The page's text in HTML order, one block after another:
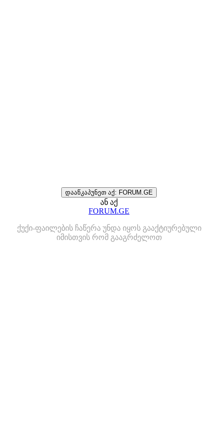
დააწკაპუნეთ აქ: FORUM.GE
ან აქ
FORUM.GE
ქუქი-ფაილების ჩაწერა უნდა იყოს გააქტიურებული
იმისთვის რომ გააგრძელოთ